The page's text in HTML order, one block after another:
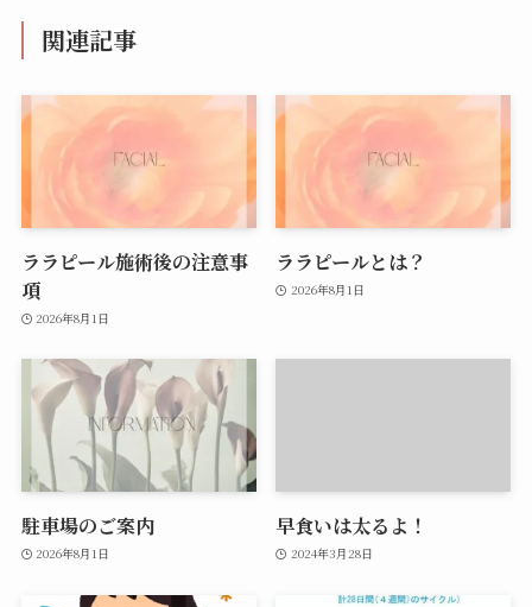
関連記事
ララピール施術後の注意事
項
2026年8月1日
ララピールとは？
2026年8月1日
駐車場のご案内
2026年8月1日
早食いは太るよ！
2024年3月28日